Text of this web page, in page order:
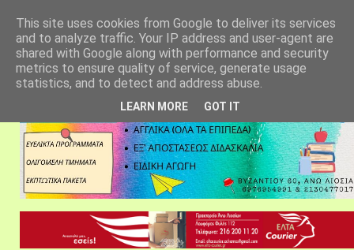
This site uses cookies from Google to deliver its services
and to analyze traffic. Your IP address and user-agent are
shared with Google along with performance and security
metrics to ensure quality of service, generate usage
statistics, and to detect and address abuse.
LEARN MORE GOT IT